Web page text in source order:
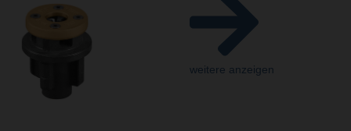
weitere anzeigen